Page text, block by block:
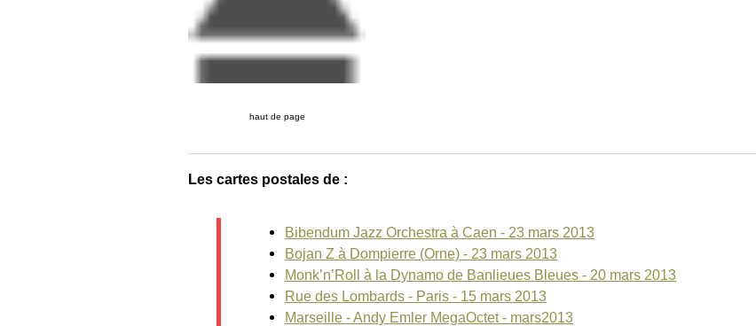
haut de page
Les cartes postales de :
Bibendum Jazz Orchestra à Caen - 23 mars 2013
Bojan Z à Dompierre (Orne) - 23 mars 2013
Monk’n’Roll à la Dynamo de Banlieues Bleues - 20 mars 2013
Rue des Lombards - Paris - 15 mars 2013
Marseille - Andy Emler MegaOctet - mars2013